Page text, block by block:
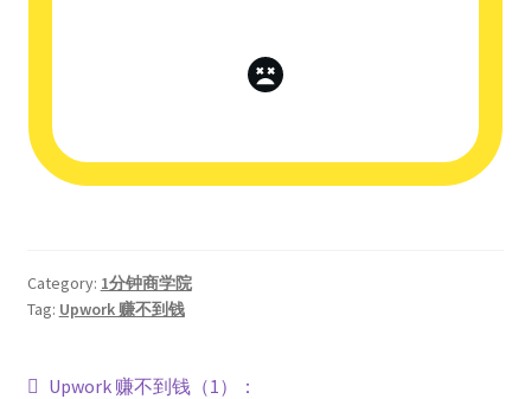
Category: 1分钟商学院
Tag: Upwork 赚不到钱
Upwork 赚不到钱（1）：